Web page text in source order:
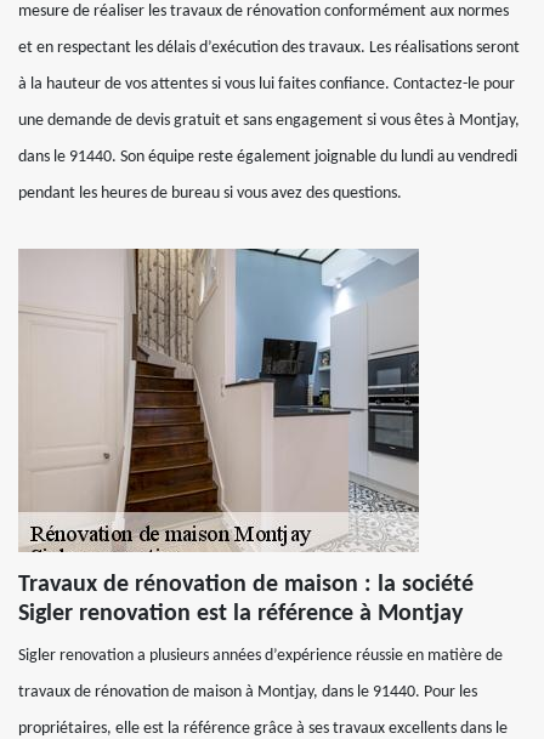
mesure de réaliser les travaux de rénovation conformément aux normes
et en respectant les délais d’exécution des travaux. Les réalisations seront
à la hauteur de vos attentes si vous lui faites confiance. Contactez-le pour
une demande de devis gratuit et sans engagement si vous êtes à Montjay,
dans le 91440. Son équipe reste également joignable du lundi au vendredi
pendant les heures de bureau si vous avez des questions.
Travaux de rénovation de maison : la société
Sigler renovation est la référence à Montjay
Sigler renovation a plusieurs années d’expérience réussie en matière de
travaux de rénovation de maison à Montjay, dans le 91440. Pour les
propriétaires, elle est la référence grâce à ses travaux excellents dans le